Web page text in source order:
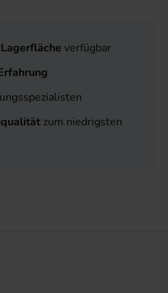
verfügbar
zum niedrigsten